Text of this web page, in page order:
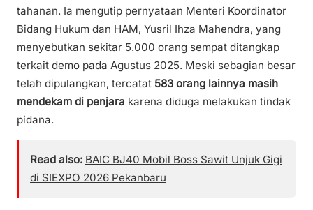
tahanan. Ia mengutip pernyataan Menteri Koordinator
Bidang Hukum dan HAM, Yusril Ihza Mahendra, yang
menyebutkan sekitar 5.000 orang sempat ditangkap
terkait demo pada Agustus 2025. Meski sebagian besar
telah dipulangkan, tercatat 583 orang lainnya masih
mendekam di penjara karena diduga melakukan tindak
pidana.
Read also: BAIC BJ40 Mobil Boss Sawit Unjuk Gigi
di SIEXPO 2026 Pekanbaru